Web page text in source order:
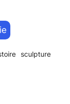
sculpture